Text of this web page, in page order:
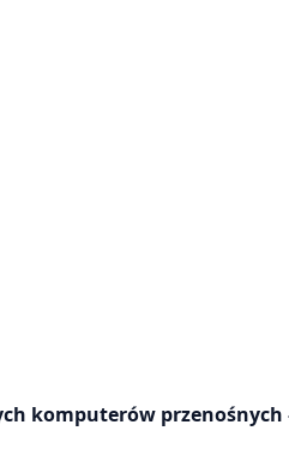
komputerów przenośnych